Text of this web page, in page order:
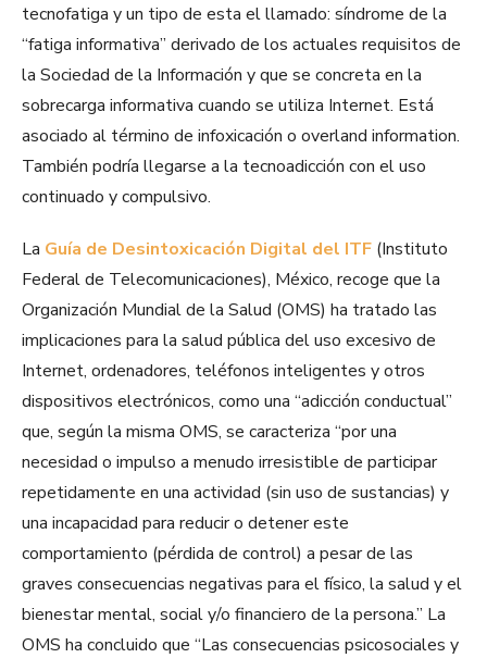
tecnofatiga y un tipo de esta el llamado: síndrome de la
“fatiga informativa” derivado de los actuales requisitos de
la Sociedad de la Información y que se concreta en la
sobrecarga informativa cuando se utiliza Internet. Está
asociado al término de infoxicación o overland information.
También podría llegarse a la tecnoadicción con el uso
continuado y compulsivo.
La Guía de Desintoxicación Digital del ITF (Instituto
Federal de Telecomunicaciones), México, recoge que la
Organización Mundial de la Salud (OMS) ha tratado las
implicaciones para la salud pública del uso excesivo de
Internet, ordenadores, teléfonos inteligentes y otros
dispositivos electrónicos, como una “adicción conductual”
que, según la misma OMS, se caracteriza “por una
necesidad o impulso a menudo irresistible de participar
repetidamente en una actividad (sin uso de sustancias) y
una incapacidad para reducir o detener este
comportamiento (pérdida de control) a pesar de las
graves consecuencias negativas para el físico, la salud y el
bienestar mental, social y/o financiero de la persona.” La
OMS ha concluido que “Las consecuencias psicosociales y